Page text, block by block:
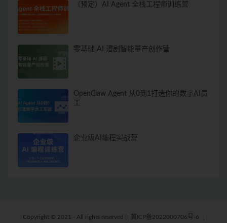
（预定）AI Agent 全栈工程师训练营
零基础 AI 漫剧智能量产创作营
OpenClaw Agent 从0到1打造你的数字AI员
工
企业级AI编程实战营
Copyright © 2021 - All rights reserved 冀ICP备2022000706号-6